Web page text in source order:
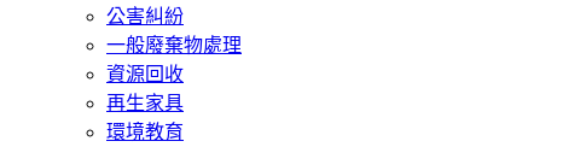
公害糾紛
一般廢棄物處理
資源回收
再生家具
環境教育